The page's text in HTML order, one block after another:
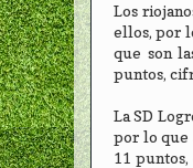
Los
ellos, por
que son
puntos,
La SD
por lo que
11